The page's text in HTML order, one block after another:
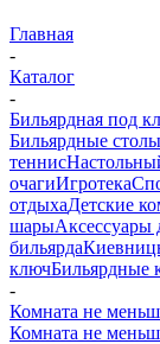
Главная
-
Каталог
-
Бильярдная под
Бильярдные столы
теннис
очагиИгротека
отдыхаДетские
шарыАксессуары
бильярда
ключБильярдные
-
Комната не
Комната не